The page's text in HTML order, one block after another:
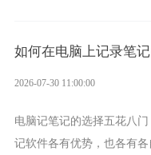
如何在电脑上记录笔
2026-07-30 11:00:00
电脑记笔记的选择五花八
记软件各有优势，也各有